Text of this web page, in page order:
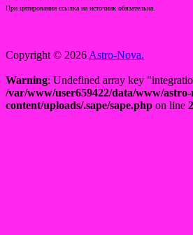
При цитировании ссылка на источник обязательна.
Copyright © 2026 Astro-Nova.
Warning: Undefined array key
/var/www/user659422/data/www/
content/uploads/.sape/sape.php on line